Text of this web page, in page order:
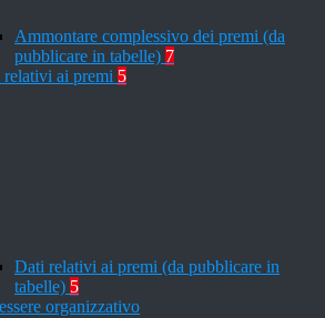
Ammontare complessivo dei premi (da
pubblicare in tabelle) 7
ai premi 5
Dati relativi ai premi (da pubblicare in
tabelle) 5
organizzativo